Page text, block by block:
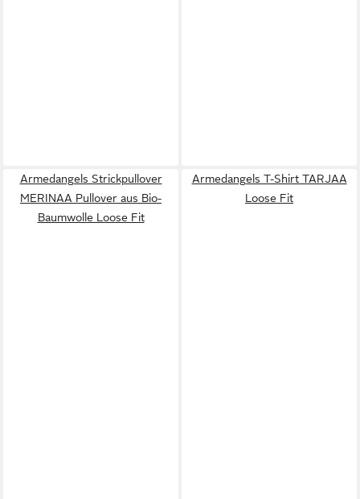
Armedangels Strickpullover
MERINAA Pullover aus Bio-
Baumwolle Loose Fit
Armedangels T-Shirt TARJAA
Loose Fit